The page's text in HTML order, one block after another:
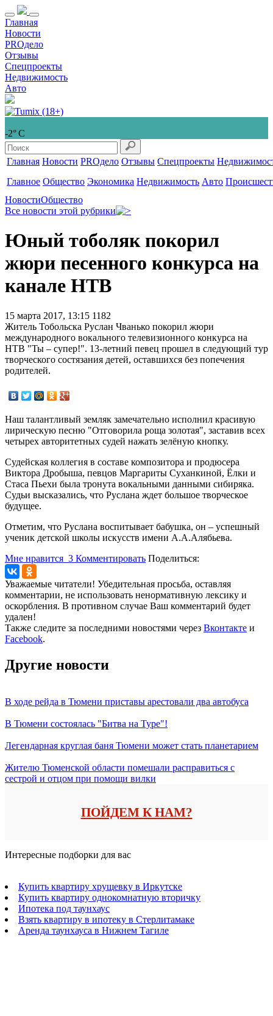
Главная
Новости
PROдело
Отзывы
Спецпроекты
Недвижимость
Авто
-2° С
Главная Новости PROдело Отзывы Спецпроекты
Главное Общество Экономика Недвижимость Авто
НовостиОбщество
Все новости этой рубрики
Юный тоболяк покорил
жюри песенного конкурса на
канале НТВ
15 марта 2017, 13:15 1182
Житель Тобольска Руслан Чванько покорил жюри
международного вокального телевизионного конкурса на
НТВ "Ты – супер!". 13-летний певец прошел в следующий тур
творческого состязания детей, оставшихся без попечения
родителей.
Наш талантливый земляк замечательно исполнил красивую
лирическую песню "Отговорила роща золотая", заставив всех
четырех авторитетных судей нажать зелёную кнопку.
Судейская коллегия в составе композитора и продюсера
Виктора Дробыша, певцов Маргариты Суханкиной, Ёлки и
Стаса Пьехи была тронута вокальными данными сибиряка.
Судьи высказались, что Руслана ждет большое творческое
будущее.
Отметим, что Руслана воспитывает бабушка, он – успешный
ученик детской школы искусств имени А.А.Алябьева.
Мне нравится 3 Комментировать Поделиться:
Уважаемые читатели! Убедительная просьба, оставляя
комментарии, не использовать ненормативную лексику и
оскорбления. В противном случае Ваш комментарий будет
удален!
Также следите за последними новостями через Вконтакте и
Facebook.
Другие новости
В ходе рейда в Тюмени приставы арестовали два автобуса
В Тюмени состоялась "Битва на Туре"!
Легендарная круглая баня Тюмени может стать планетарием
Жителю Тюменской области помешали расправиться с
сестрой и отцом при помощи вилки
ПОЙДЕМ К НАМ?
Интересные подборки для вас
Купить квартиру хрущевку в Иркутске
Купить квартиру однокомнатную вторичку
Ипотека под таунхаус
Взять квартиру в ипотеку в Стерлитамаке
Аренда таунхауса в Нижнем Тагиле